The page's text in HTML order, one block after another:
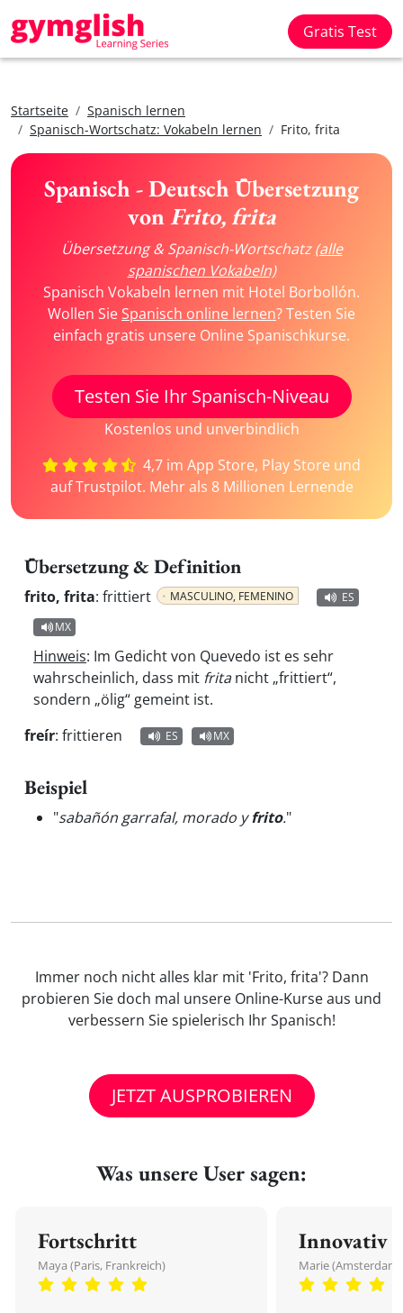
Gratis Test
Startseite
Spanisch lernen
Spanisch-Wortschatz: Vokabeln lernen
Frito, frita
Spanisch - Deutsch Übersetzung
vonFrito, frita
Übersetzung & Spanisch-Wortschatz(alle
spanischen Vokabeln)
Spanisch Vokabeln lernen mit Hotel Borbollón.
Wollen SieSpanisch online lernen? Testen Sie
einfach gratis unsere Online Spanischkurse.
Testen Sie Ihr Spanisch-Niveau
Kostenlos und unverbindlich
4,7 im App Store, Play Store und
auf Trustpilot. Mehr als 8 Millionen Lernende
Übersetzung & Definition
frito, frita: frittiert MASCULINO, FEMENINO
ES
MX
Hinweis: Im Gedicht von Quevedo ist es sehr
wahrscheinlich, dass mit fritanicht „frittiert“,
sondern „ölig“ gemeint ist.
freír: frittieren ES MX
Beispiel
"sabañón garrafal, morado yfrito."
Immer noch nicht alles klar mit 'Frito, frita'? Dann
probieren Sie doch mal unsere Online-Kurse aus und
verbessern Sie spielerisch Ihr Spanisch!
JETZT AUSPROBIEREN
Was unsere User sagen:
Fortschritt
Maya (Paris, Frankreich)
Innovativ
Marie